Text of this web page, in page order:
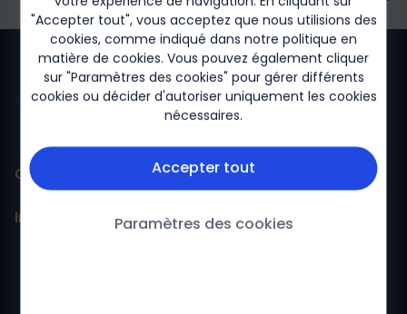
"Accepter tout", vous acceptez que nous utilisions des
cookies, comme indiqué dans notre politique en
matière de cookies. Vous pouvez également cliquer
sur "Paramètres des cookies" pour gérer différents
cookies ou décider d'autoriser uniquement les cookies
nécessaires.
Accepter tout
Paramètres des cookies
Contact
Contact
Information